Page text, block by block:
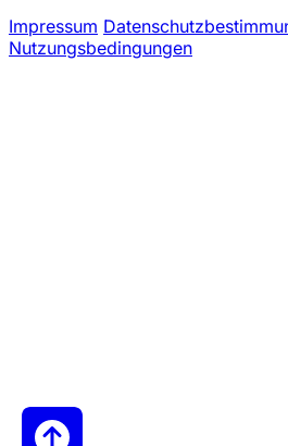
Impressum
Nutzungsbedingungen